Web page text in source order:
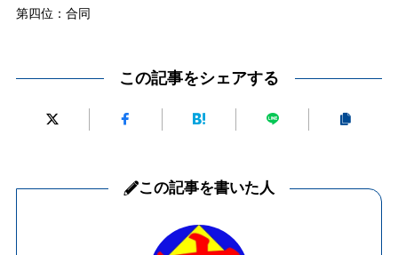
第四位：合同
この記事をシェアする
この記事を書いた人